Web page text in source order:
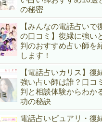
の秘密
【みんなの電話占いで
の口コミ】復縁に強い
判のおすすめ占い師を
します！
【電話占いカリス】復
強い占い師は誰？口コ
判と相談体験からわか
功の秘訣
電話占いピュアリ・復